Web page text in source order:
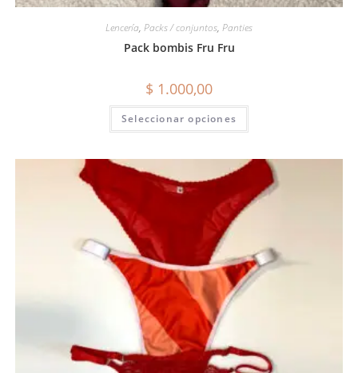
Lencería, Packs / conjuntos, Panties
Pack bombis Fru Fru
$ 1.000,00
Seleccionar opciones